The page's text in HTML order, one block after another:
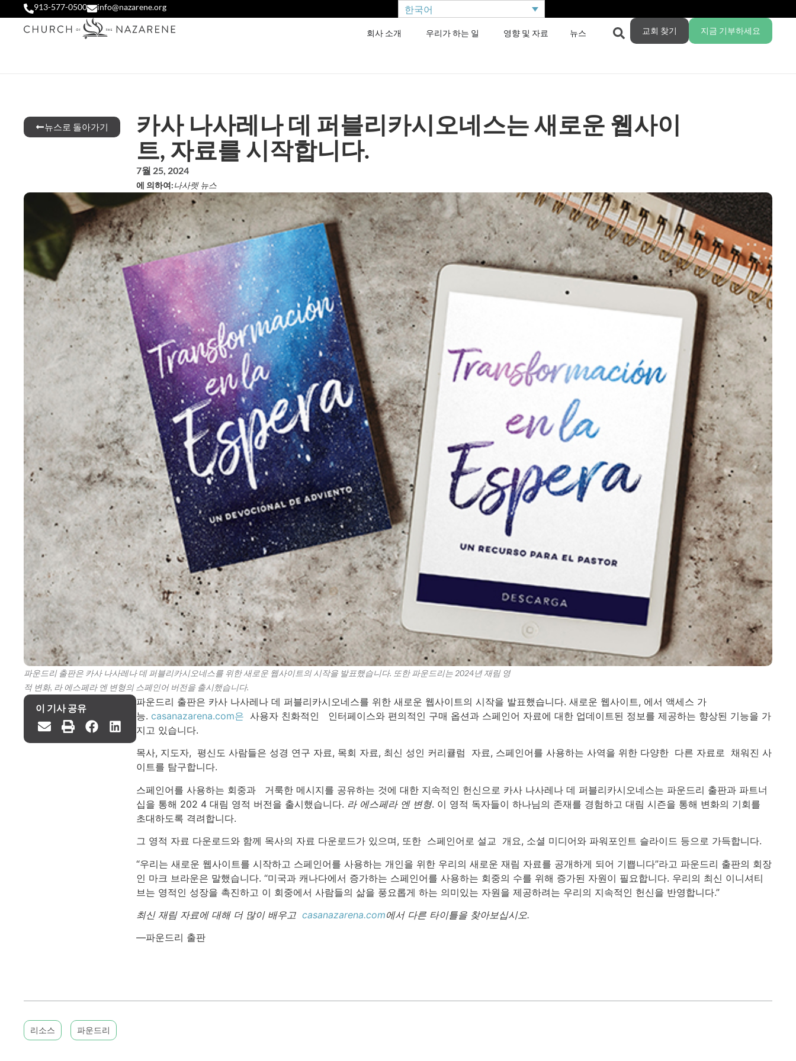
913-577-0500 info@nazarene.org 한국어
회사 소개 우리가 하는 일 영향 및 자료 뉴스 교회 찾기 지금 기부하세요
뉴스로 돌아가기
카사 나사레나 데 퍼블리카시오네스는 새로운 웹사이
트, 자료를 시작합니다.
7월 25, 2024
에 의하여:나사렛 뉴스
파운드리 출판은 카사 나사레나 데 퍼블리카시오네스를 위한 새로운 웹사이트의 시작을 발표했습니다. 또한 파운드리는 2024년 재림 영
적 변화, 라 에스페라 엔 변형의 스페인어 버전을 출시했습니다.
이 기사 공유
파운드리 출판은 카사 나사레나 데 퍼블리카시오네스를 위한 새로운 웹사이트의 시작을 발표했습니다. 새로운 웹사이트, 에서 액세스 가
능. casanazarena.com은 사용자 친화적인 인터페이스와 편의적인 구매 옵션과 스페인어 자료에 대한 업데이트된 정보를 제공하는 향상된 기능을 가
지고 있습니다.
목사, 지도자, 평신도 사람들은 성경 연구 자료, 목회 자료, 최신 성인 커리큘럼 자료, 스페인어를 사용하는 사역을 위한 다양한 다른 자료로 채워진 사
이트를 탐구합니다.
스페인어를 사용하는 회중과 거룩한 메시지를 공유하는 것에 대한 지속적인 헌신으로 카사 나사레나 데 퍼블리카시오네스는 파운드리 출판과 파트너
십을 통해 202 4 대림 영적 버전을 출시했습니다. 라 에스페라 엔 변형. 이 영적 독자들이 하나님의 존재를 경험하고 대림 시즌을 통해 변화의 기회를
초대하도록 격려합니다.
그 영적 자료 다운로드와 함께 목사의 자료 다운로드가 있으며, 또한 스페인어로 설교 개요, 소셜 미디어와 파워포인트 슬라이드 등으로 가득합니다.
“우리는 새로운 웹사이트를 시작하고 스페인어를 사용하는 개인을 위한 우리의 새로운 재림 자료를 공개하게 되어 기쁩니다”라고 파운드리 출판의 회장
인 마크 브라운은 말했습니다. “미국과 캐나다에서 증가하는 스페인어를 사용하는 회중의 수를 위해 증가된 자원이 필요합니다. 우리의 최신 이니셔티
브는 영적인 성장을 촉진하고 이 회중에서 사람들의 삶을 풍요롭게 하는 의미있는 자원을 제공하려는 우리의 지속적인 헌신을 반영합니다.”
최신 재림 자료에 대해 더 많이 배우고 casanazarena.com에서 다른 타이틀을 찾아보십시오.
—파운드리 출판
리소스 파운드리